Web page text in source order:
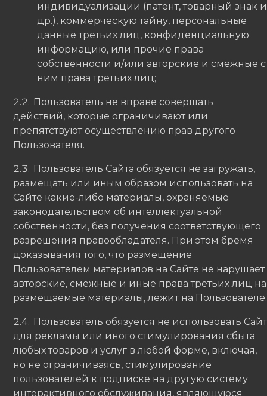
индивидуализации (патент, товарный знак и
др.), коммерческую тайну, персональные
данные третьих лиц, конфиденциальную
информацию, или прочие права
собственности и/или авторские и смежные с
ним права третьих лиц;
Пользователь не вправе совершать
действий, которые ограничивают или
препятствуют осуществлению прав другого
Пользователя.
Пользователь Сайта обязуется не загружать,
размещать или иным образом использовать на
Сайте какие-либо материалы, охраняемые
законодательством об интеллектуальной
собственности, без получения соответствующего
разрешения правообладателя. При этом бремя
доказывания того, что размещение
Пользователем материалов на Сайте не нарушает
авторские, смежные и иные права третьих лиц на
размещаемые материалы, лежит на Пользователе.
Пользователь обязуется не использовать Сайт
для рекламы или иного стимулирования сбыта
любых товаров и услуг в любой форме, включая,
но не ограничиваясь, стимулирование
пользователей к подписке на другую систему
интерактивного обслуживания, являющуюся